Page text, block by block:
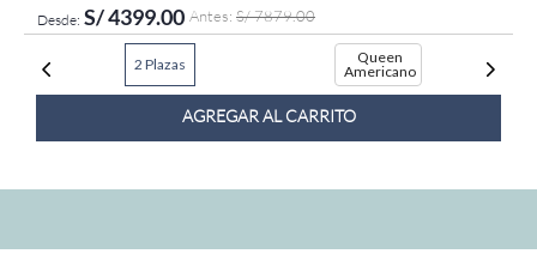
S/4399.00 S/7879.00
2 Plazas
Queen
Americano
AGREGAR AL CARRITO